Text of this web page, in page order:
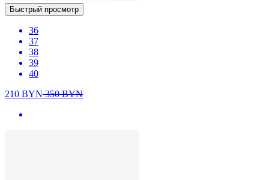
Быстрый просмотр
36
37
38
39
40
210 BYN350BYN